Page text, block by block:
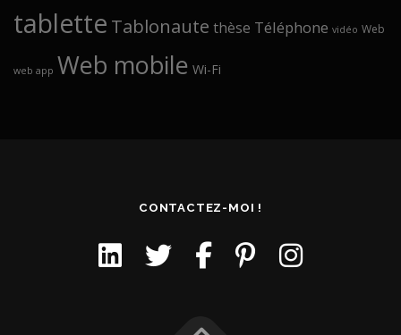
tablette Tablonaute thèse Téléphone vidéo Web
web app Web mobile Wi-Fi
CONTACTEZ-MOI !